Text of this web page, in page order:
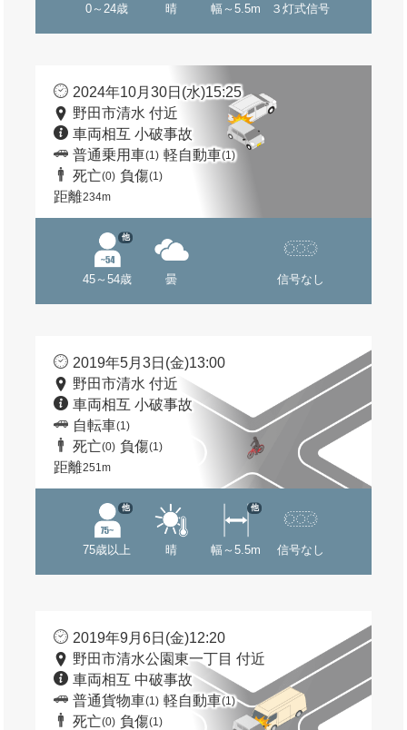
0～24歳 晴 幅～5.5m ３灯式信号
2024年10月30日(水)15:25
野田市清水 付近
車両相互 小破事故
普通乗用車(1) 軽自動車(1)
死亡(0) 負傷(1)
距離234m
45～54歳
他
曇 信号なし
2019年5月3日(金)13:00
野田市清水 付近
車両相互 小破事故
自転車(1)
死亡(0) 負傷(1)
距離251m
75歳以上
他
晴 幅～5.5m
他
信号なし
2019年9月6日(金)12:20
野田市清水公園東一丁目 付近
車両相互 中破事故
普通貨物車(1) 軽自動車(1)
死亡(0) 負傷(1)